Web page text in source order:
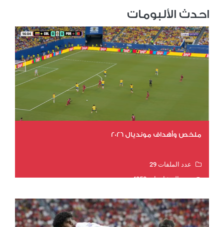
احدث الألبومات
ملخص وأهداف مونديال 2026
عدد الملفات 29
عدد المشاهدات 4850